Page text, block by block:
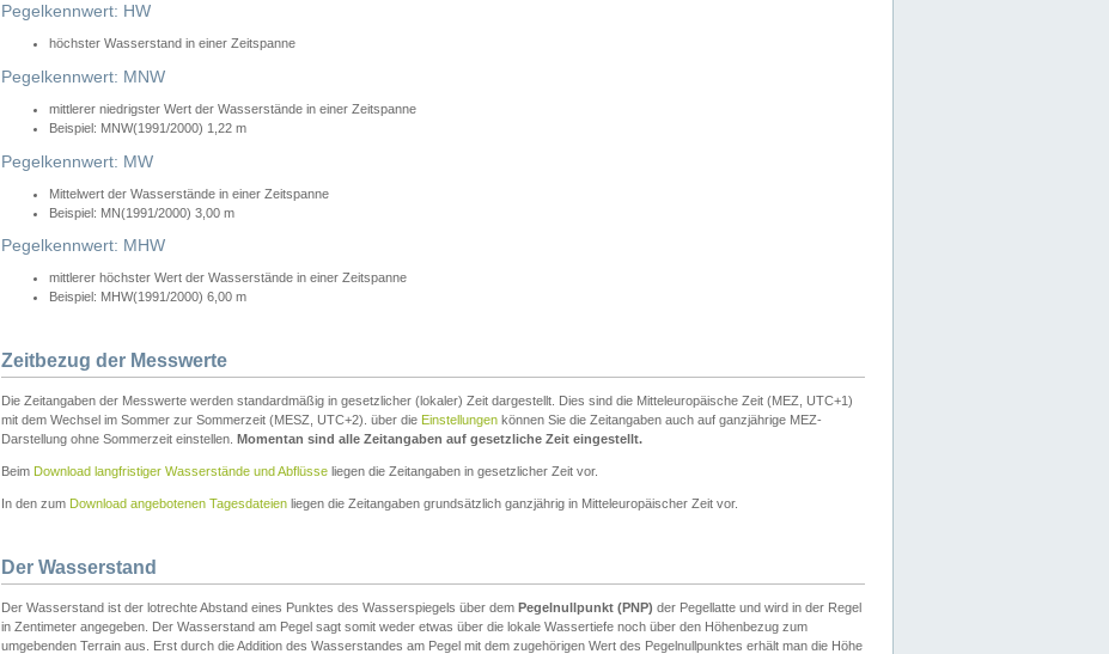
Pegelkennwert: HW
höchster Wasserstand in einer Zeitspanne
Pegelkennwert: MNW
mittlerer niedrigster Wert der Wasserstände in einer Zeitspanne
Beispiel: MNW(1991/2000) 1,22 m
Pegelkennwert: MW
Mittelwert der Wasserstände in einer Zeitspanne
Beispiel: MN(1991/2000) 3,00 m
Pegelkennwert: MHW
mittlerer höchster Wert der Wasserstände in einer Zeitspanne
Beispiel: MHW(1991/2000) 6,00 m
Zeitbezug der Messwerte
Die Zeitangaben der Messwerte werden standardmäßig in gesetzlicher (lokaler) Zeit dargestellt. Dies sind die Mitteleuropäische Zeit (MEZ, UTC+1)
mit dem Wechsel im Sommer zur Sommerzeit (MESZ, UTC+2). über die Einstellungen können Sie die Zeitangaben auch auf ganzjährige MEZ-
Darstellung ohne Sommerzeit einstellen. Momentan sind alle Zeitangaben auf gesetzliche Zeit eingestellt.
Beim Download langfristiger Wasserstände und Abflüsse liegen die Zeitangaben in gesetzlicher Zeit vor.
In den zum Download angebotenen Tagesdateien liegen die Zeitangaben grundsätzlich ganzjährig in Mitteleuropäischer Zeit vor.
Der Wasserstand
Der Wasserstand ist der lotrechte Abstand eines Punktes des Wasserspiegels über dem Pegelnullpunkt (PNP) der Pegellatte und wird in der Regel
in Zentimeter angegeben. Der Wasserstand am Pegel sagt somit weder etwas über die lokale Wassertiefe noch über den Höhenbezug zum
umgebenden Terrain aus. Erst durch die Addition des Wasserstandes am Pegel mit dem zugehörigen Wert des Pegelnullpunktes erhält man die Höhe